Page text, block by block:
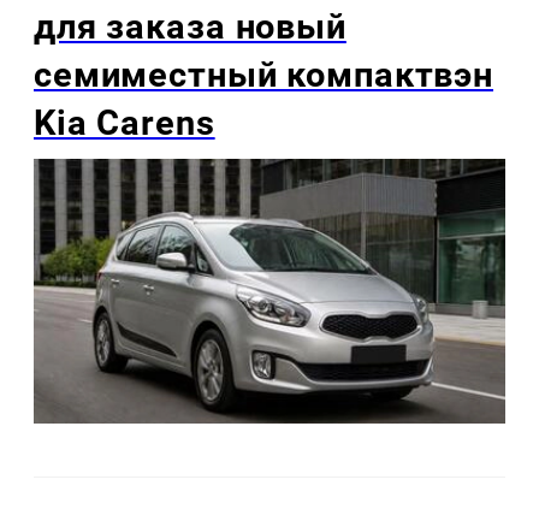
для заказа новый
семиместный компактвэн
Kia Carens